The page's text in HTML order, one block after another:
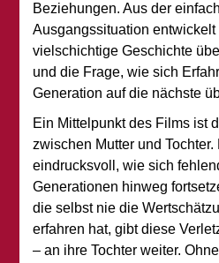
Beziehungen. Aus der
Ausgangssituation
vielschichtige Geschichte
und die Frage, wie sich
Generation auf die nächste
Ein Mittelpunkt des Films ist
zwischen Mutter und
eindrucksvoll, wie sich
Generationen hinweg
die selbst nie die
erfahren hat, gibt diese
– an ihre Tochter weiter.